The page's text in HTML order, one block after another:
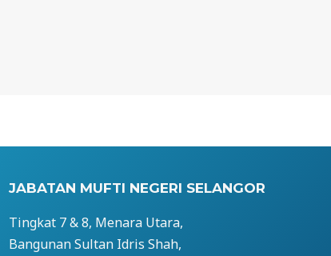
JABATAN MUFTI NEGERI SELANGOR
Tingkat 7 & 8, Menara Utara,
Bangunan Sultan Idris Shah,